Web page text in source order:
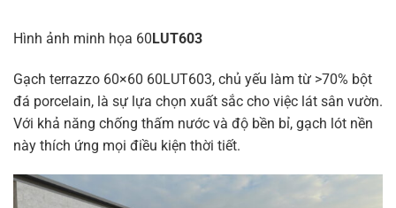
Hình ảnh minh họa 60LUT603
Gạch terrazzo 60×60 60LUT603, chủ yếu làm từ >70% bột
đá porcelain, là sự lựa chọn xuất sắc cho việc lát sân vườn.
Với khả năng chống thấm nước và độ bền bỉ, gạch lót nền
này thích ứng mọi điều kiện thời tiết.